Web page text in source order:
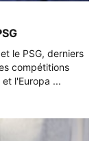
le PSG, derniers
compétitions
l'Europa ...